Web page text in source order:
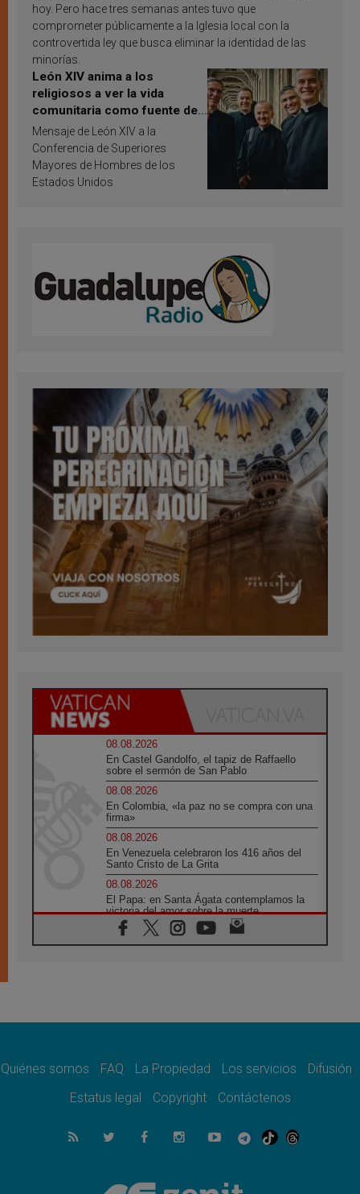
hoy. Pero hace tres semanas antes tuvo que
comprometer públicamente a la Iglesia local con la
controvertida ley que busca eliminar la identidad de las
minorías.
León XIV anima a los
religiosos a ver la vida
comunitaria como fuente de
inspiración y santificación
Mensaje de León XIV a la
Conferencia de Superiores
Mayores de Hombres de los
Estados Unidos
08.08.2026
En Castel Gandolfo, el tapiz de Raffaello
sobre el sermón de San Pablo
08.08.2026
En Colombia, «la paz no se compra con una
firma»
08.08.2026
En Venezuela celebraron los 416 años del
Santo Cristo de La Grita
08.08.2026
El Papa: en Santa Ágata contemplamos la
victoria del amor sobre la muerte
08.08.2026
León XIV visitará el Santuario de la Madre
07.08.2026
07.08.2026
el compromiso del cristiano"
La matanza de niños en Gaza no cesa: 300
muertos en 300 días
Tagle: La guerra desfigura el mundo, solo la
revelación de Dios lo transfigura
Quiénes somos FAQ La Propiedad Los servicios
Difusión
Estatus legal
Copyright Contáctenos